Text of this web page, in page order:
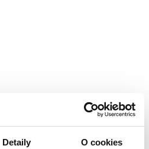
Detaily O cookies
Hradná,